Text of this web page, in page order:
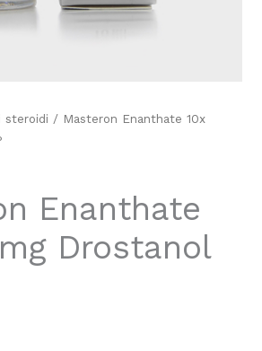
steroidi / Masteron Enanthate 10x
Enanthate
Drostanol